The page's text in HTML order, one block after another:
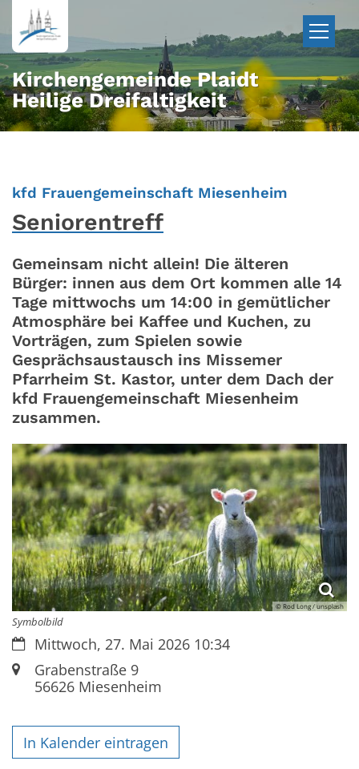
Zum Inhalt springen
Kirchengemeinde Plaidt
Heilige Dreifaltigkeit
kfd Frauengemeinschaft Miesenheim
Seniorentreff
Gemeinsam nicht allein! Die älteren
Bürger: innen aus dem Ort kommen alle 14
Tage mittwochs um 14:00 in gemütlicher
Atmosphäre bei Kaffee und Kuchen, zu
Vorträgen, zum Spielen sowie
Gesprächsaustausch ins Missemer
Pfarrheim St. Kastor, unter dem Dach der
kfd Frauengemeinschaft Miesenheim
zusammen.
© Rod Long / unsplash
Symbolbild
Datum:Mittwoch, 27. Mai 2026 10:34
Ort:Grabenstraße 9
56626Miesenheim
In Kalender eintragen